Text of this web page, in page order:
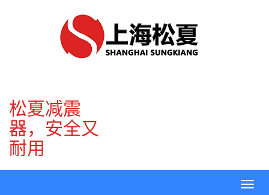
松夏减震
器，安全又
耐用